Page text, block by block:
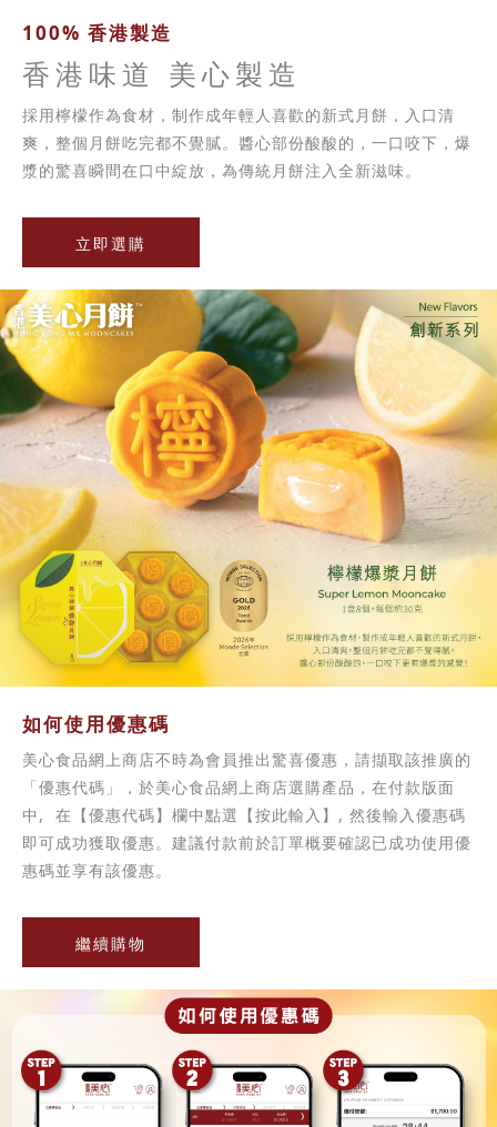
100% 香港製造
香港味道 美心製造
採用檸檬作為食材，制作成年輕人喜歡的新式月餅，入口清
爽，整個月餅吃完都不覺膩。醬心部份酸酸的，一口咬下，爆
漿的驚喜瞬間在口中綻放，為傳統月餅注入全新滋味。
立即選購
如何使用優惠碼
美心食品網上商店不時為會員推出驚喜優惠，請擷取該推廣的
「優惠代碼」，於美心食品網上商店選購產品，在付款版面
中, 在【優惠代碼】欄中點選【按此輸入】, 然後輸入優惠碼
即可成功獲取優惠。建議付款前於訂單概要確認已成功使用優
惠碼並享有該優惠。
繼續購物